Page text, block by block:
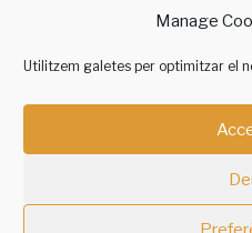
Manage
Utilitzem galetes per optimitzar el
contacte @
InstagramFacebookTwitter